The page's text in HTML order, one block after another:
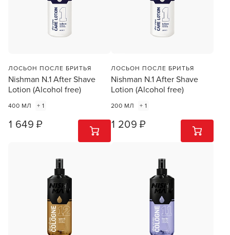
ЛОСЬОН ПОСЛЕ БРИТЬЯ
Nishman N.1 After Shave
Lotion (Alcohol free)
400 МЛ + 1
1 649 ₽ 1 ШТ
ЛОСЬОН ПОСЛЕ БРИТЬЯ
Nishman N.1 After Shave
Lotion (Alcohol free)
200 МЛ + 1
1 209 ₽ 1 ШТ